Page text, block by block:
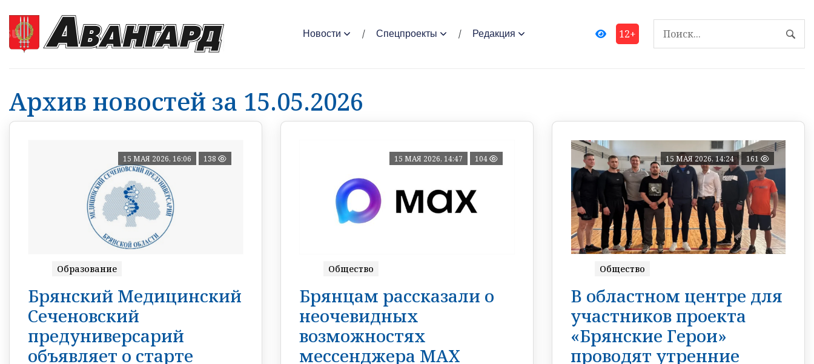
Новости Спецпроекты Редакция 12+
Архив новостей за 15.05.2026
15 МАЯ 2026, 16:06 138
Образование
Брянский Медицинский
Сеченовский
предуниверсарий
объявляет о старте
15 МАЯ 2026, 14:47 104
Общество
Брянцам рассказали о
неочевидных
возможностях
мессенджера МАХ
15 МАЯ 2026, 14:24 161
Общество
В областном центре для
участников проекта
«Брянские Герои»
проводят утренние